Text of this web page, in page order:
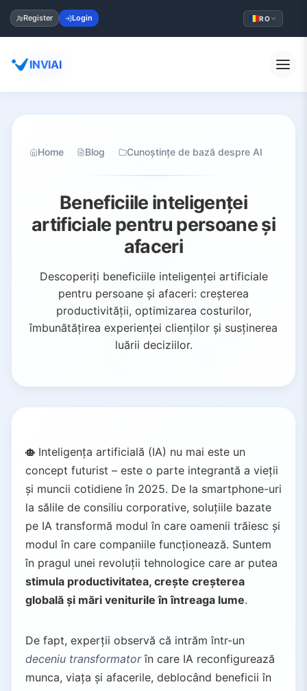
Register Login RO
INVIAI
Home Blog Cunoștințe de bază despre AI
Beneficiile inteligenței
artificiale pentru persoane și
afaceri
Descoperiți beneficiile inteligenței artificiale
pentru persoane și afaceri: creșterea
productivității, optimizarea costurilor,
îmbunătățirea experienței clienților și susținerea
luării deciziilor.
Inteligența artificială (IA) nu mai este un
concept futurist – este o parte integrantă a vieții
și muncii cotidiene în 2025. De la smartphone-uri
la sălile de consiliu corporative, soluțiile bazate
pe IA transformă modul în care oamenii trăiesc și
modul în care companiile funcționează. Suntem
în pragul unei revoluții tehnologice care ar putea
stimula productivitatea, crește creșterea
globală și mări veniturile în întreaga lume.
De fapt, experții observă că intrăm într-un
deceniu transformatorîn care IA reconfigurează
munca, viața și afacerile, deblocând beneficii în